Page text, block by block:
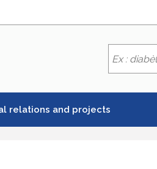
relations and projects